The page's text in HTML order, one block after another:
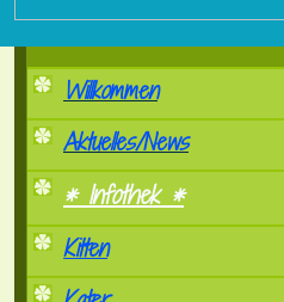
Willkommen
Aktuelles/News
* Infothek *
Kitten